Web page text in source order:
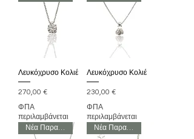
Λευκόχρυσο Κολιέ
Τιμή
270,00 €
ΦΠΑ
περιλαμβάνεται
Λευκόχρυσο Κολιέ
Τιμή
230,00 €
ΦΠΑ
περιλαμβάνεται
Νέα Παραλαβή
Νέα Παραλαβή